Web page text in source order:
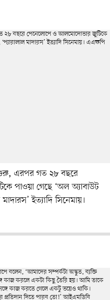
শুরু, এরপর গত ২৮ বছরে
পাওয়া গেছে ‘অল অ্যাবাউট
ইত্যাদি সিনেমায়।